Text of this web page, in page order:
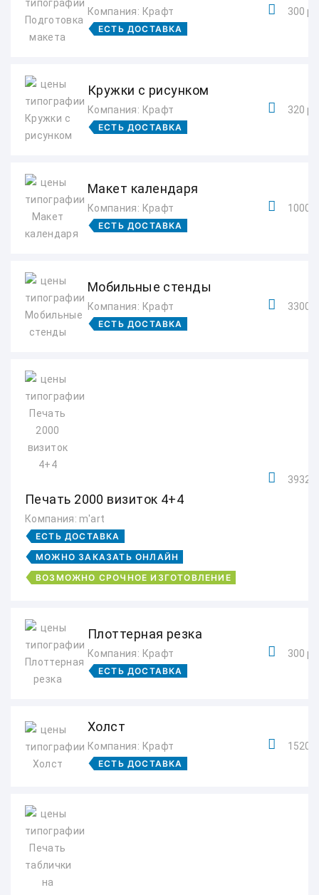
Компания: Крафт
ЕСТЬ ДОСТАВКА
300
Кружки с рисунком
Компания: Крафт
ЕСТЬ ДОСТАВКА
320
Макет календаря
Компания: Крафт
ЕСТЬ ДОСТАВКА
1000
Мобильные стенды
Компания: Крафт
ЕСТЬ ДОСТАВКА
3300
Печать 2000 визиток 4+4
Компания: m'art
ЕСТЬ ДОСТАВКА
МОЖНО ЗАКАЗАТЬ ОНЛАЙН
ВОЗМОЖНО СРОЧНОЕ ИЗГОТОВЛЕНИЕ
3932
Плоттерная резка
Компания: Крафт
ЕСТЬ ДОСТАВКА
300
Холст
Компания: Крафт
ЕСТЬ ДОСТАВКА
1520